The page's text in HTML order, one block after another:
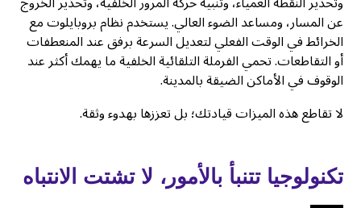
عن المسار، ومساعد الضوء العالي. يستخدم نظام بروبايلوت مع
الخرائط في الوقت الفعلي لتعديل السرعة برفق عند المنعطفات
أو التقاطعات. تحمي الفرملة التلقائية الخلفية ما يهمك أكثر عند
الوقوف في الأماكن الضيقة بالمدينة.
لا تقاطع هذه الميزات قيادتك؛ بل تعززها بهدوء وثقة.
تكنولوجيا تتنبأ بالأمور، لا تشتت الانتباه